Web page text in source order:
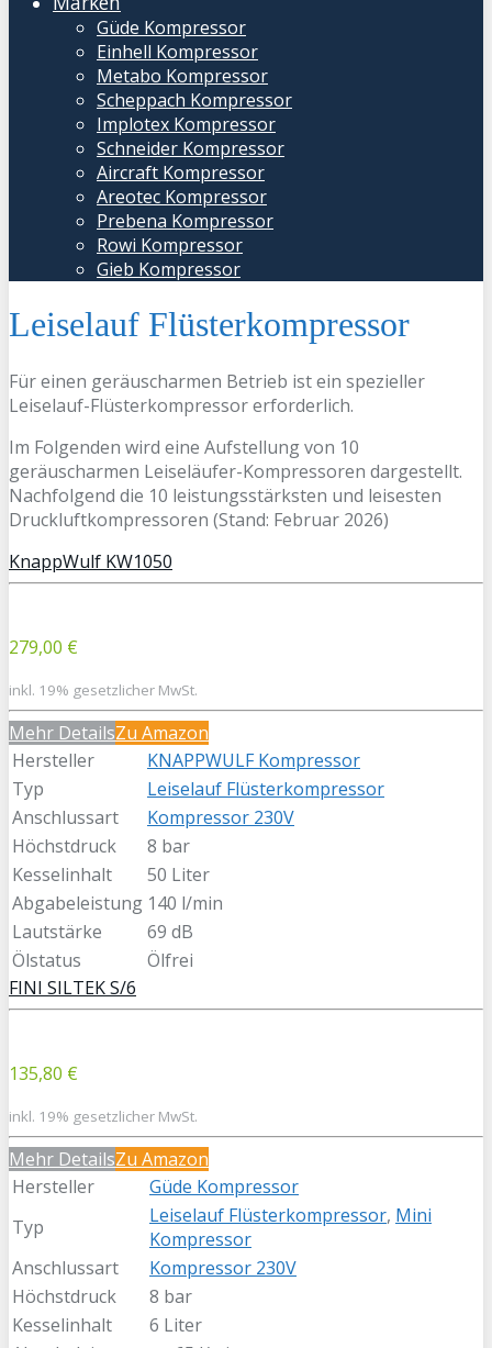
Güde Kompressor
Einhell Kompressor
Metabo Kompressor
Scheppach Kompressor
Implotex Kompressor
Schneider Kompressor
Aircraft Kompressor
Areotec Kompressor
Prebena Kompressor
Rowi Kompressor
Gieb Kompressor
Leiselauf Flüsterkompressor
Für einen geräuscharmen Betrieb ist ein spezieller
Leiselauf-Flüsterkompressor erforderlich.
Im Folgenden wird eine Aufstellung von 10
geräuscharmen Leiseläufer-Kompressoren dargestellt.
Nachfolgend die 10 leistungsstärksten und leisesten
Druckluftkompressoren (Stand: Februar 2026)
KnappWulf KW1050
279,00 €
inkl. 19% gesetzlicher MwSt.
Mehr DetailsZu Amazon
Hersteller
KNAPPWULF Kompressor
Typ
Leiselauf Flüsterkompressor
Anschlussart
Kompressor 230V
Höchstdruck
8 bar
Kesselinhalt
50 Liter
Abgabeleistung 140 l/min
Lautstärke
69 dB
Ölstatus
Ölfrei
FINI SILTEK S/6
135,80 €
inkl. 19% gesetzlicher MwSt.
Mehr DetailsZu Amazon
Hersteller
Güde Kompressor
Typ
Leiselauf Flüsterkompressor, Mini
Kompressor
Anschlussart
Kompressor 230V
Höchstdruck
8 bar
Kesselinhalt
6 Liter